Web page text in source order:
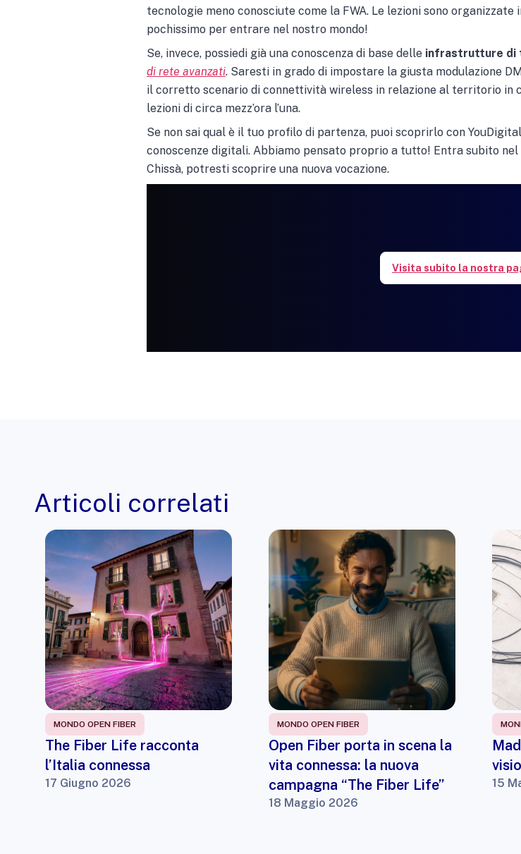
tecnologie meno conosciute come la FWA. Le lezioni sono
pochissimo per entrare nel nostro mondo!
Se, invece, possiedi già una conoscenza di base delle infrastrutture di
di rete avanzati. Saresti in grado di impostare la giusta modulazione
il corretto scenario di connettività wireless in relazione al territorio in
lezioni di circa mezz’ora l’una.
Se non sai qual è il tuo profilo di partenza, puoi scoprirlo con
conoscenze digitali. Abbiamo pensato proprio a tutto! Entra subito
Chissà, potresti scoprire una nuova vocazione.
Visita subito la nostra
Articoli correlati
MONDO OPEN FIBER
The Fiber Life racconta
l’Italia connessa
17 Giugno 2026
MONDO OPEN FIBER
Open Fiber porta in scena la
vita connessa: la nuova
campagna “The Fiber Life”
18 Maggio 2026
15